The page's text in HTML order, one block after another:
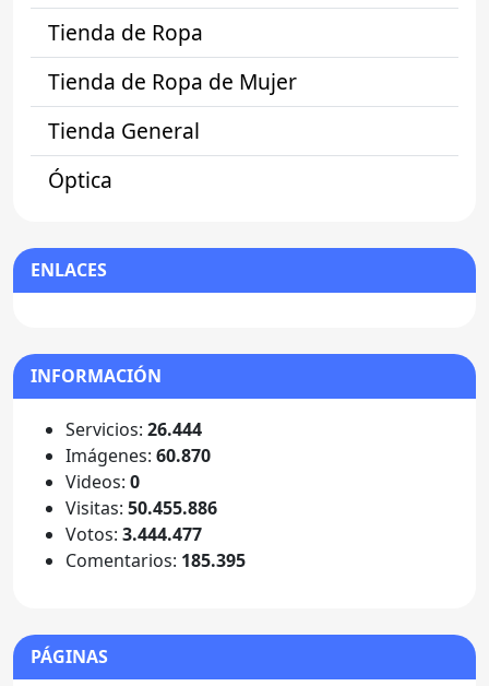
Tienda de Ropa
Tienda de Ropa de Mujer
Tienda General
Óptica
ENLACES
INFORMACIÓN
Servicios: 26.444
Imágenes: 60.870
Videos: 0
Visitas: 50.455.886
Votos: 3.444.477
Comentarios: 185.395
PÁGINAS